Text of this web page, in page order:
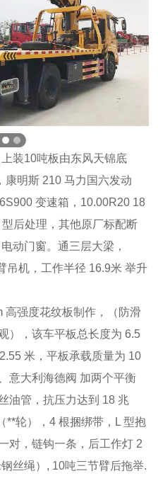
装10吨板由东风天锦底
康明斯 210 马力国六发动
变速箱，10.00R20 18
后处理，其他原厂标配断
动门窗。通三层大梁，
吊机，工作半径 16.9米 举升
高强度花纹板制作，（防滑
），该车平板总长度为 6.5
米，平板承载质量为 10
意大利海德阀 加两个平衡
油管，抗压力达到 18 兆
**轮），4 根捆绑带，L 型抱
对，链钩一条，后工作灯 2
丝绳）, 10吨三节臂后拖举.